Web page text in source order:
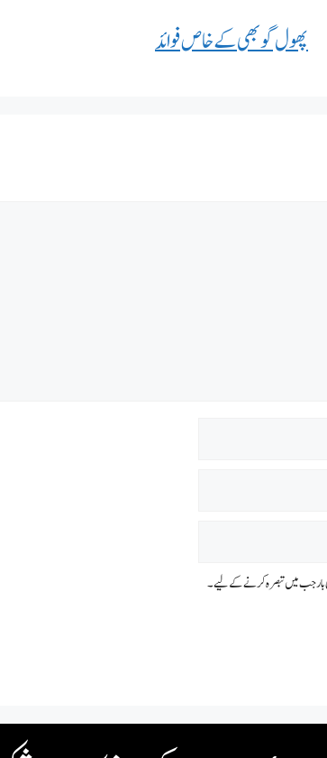
پھول گوبھی کے خاص فوائد
بار جب میں تبصرہ کرنے کےلیے۔